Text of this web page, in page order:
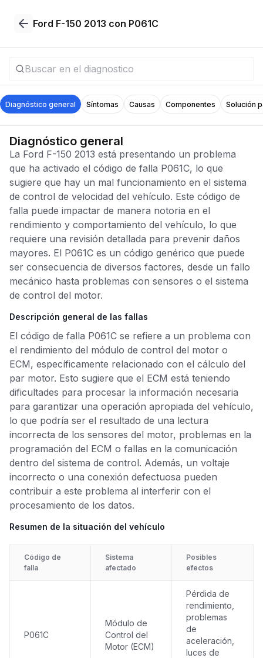
Ford F-150 2013 con P061C
Diagnóstico general Síntomas Causas Componentes Solución
Diagnóstico general
La Ford F-150 2013 está presentando un problema
que ha activado el código de falla P061C, lo que
sugiere que hay un mal funcionamiento en el sistema
de control de velocidad del vehículo. Este código de
falla puede impactar de manera notoria en el
rendimiento y comportamiento del vehículo, lo que
requiere una revisión detallada para prevenir daños
mayores. El P061C es un código genérico que puede
ser consecuencia de diversos factores, desde un fallo
mecánico hasta problemas con sensores o el sistema
de control del motor.
Descripción general de las fallas
El código de falla P061C se refiere a un problema con
el rendimiento del módulo de control del motor o
ECM, específicamente relacionado con el cálculo del
par motor. Esto sugiere que el ECM está teniendo
dificultades para procesar la información necesaria
para garantizar una operación apropiada del vehículo,
lo que podría ser el resultado de una lectura
incorrecta de los sensores del motor, problemas en la
programación del ECM o fallas en la comunicación
dentro del sistema de control. Además, un voltaje
incorrecto o una conexión defectuosa pueden
contribuir a este problema al interferir con el
procesamiento de los datos.
Resumen de la situación del vehículo
Código de
falla
Sistema
afectado
Posibles
efectos
P061C
Módulo de
Control del
Motor (ECM)
Pérdida de
rendimiento,
problemas
de
aceleración,
luces de